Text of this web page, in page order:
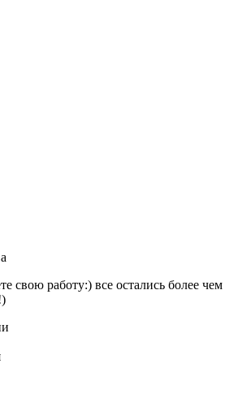
свою работу:) все остались более чем